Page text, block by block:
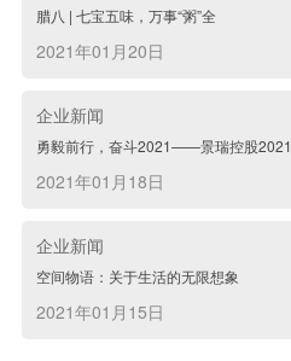
腊八 | 七宝五味，万事“粥”全
2021年01月20日
企业新闻
勇毅前行，奋斗2021——景瑞控股
2021年01月18日
企业新闻
空间物语：关于生活的无限想象
2021年01月15日